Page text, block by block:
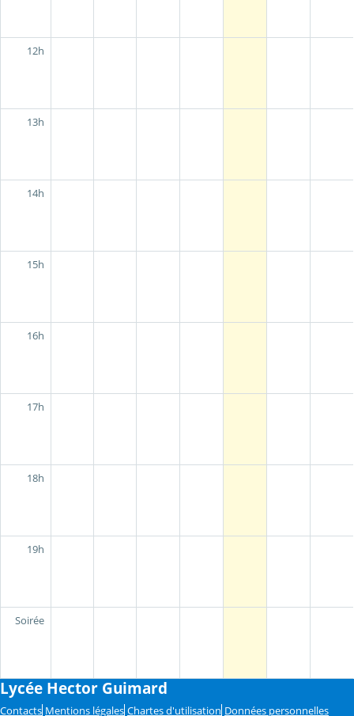
12h
13h
14h
15h
16h
17h
18h
19h
Soirée
Lycée Hector Guimard
Contacts Mentions légales Chartes d'utilisation Données personnelles